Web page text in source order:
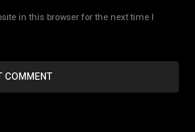
in this browser for the next time I